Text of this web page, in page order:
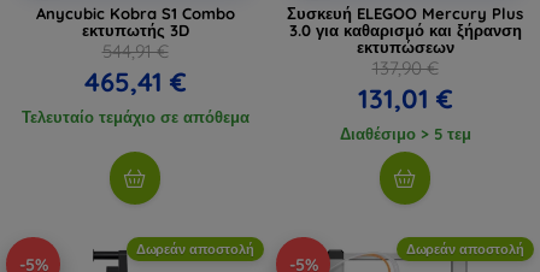
Anycubic Kobra S1 Combo
εκτυπωτής 3D
544,91 €
465,41 €
Τελευταίο τεμάχιο σε απόθεμα
Συσκευή ELEGOO Mercury Plus
3.0 για καθαρισμό και ξήρανση
εκτυπώσεων
137,90 €
131,01 €
Διαθέσιμο > 5 τεμ
-5%
Δωρεάν αποστολή
-5%
Δωρεάν αποστολή